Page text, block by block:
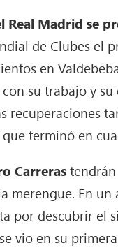
Real Madrid se
de Clubes el
en
con su trabajo y su
recuperaciones
terminó en
Carreras
En un
por descubrir el
vio en su